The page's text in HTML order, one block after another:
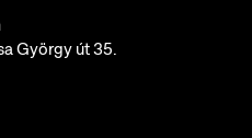
György út 35.